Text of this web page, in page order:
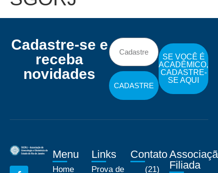
Cadastre-se e
receba
novidades
CADASTRE
SE VOCÊ É
ACADÊMICO,
CADASTRE-
SE AQUI
Menu
Home
Links
Prova de
Contato
(21)
Filiada